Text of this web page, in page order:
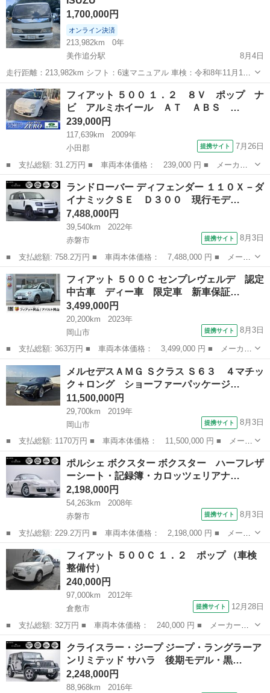
です💦 ちゃんと読んでいただいた上でお問い合わせください。 読んで
ない方であろうと思われる方は問...
1,700,000円
オンライン決済
213,982km
0年
美作追分駅
8月4日
走行距離：213,982km シフト：6速マニュアル 車検：令和8年11月13
日まで有効 ナンバー：岡山 車体色：ホワイト 積載量：2トン エアコ
ン：動作良好 現状販売です。事故歴はありません。 内外装ともに綺麗
な状態で...
岡山 苫田郡 美作追分駅
フィアット ５００ １．２ ８Ｖ ポップ ナ
ビ アルミホイール ＡＴ ＡＢＳ …
239,000円
117,639km
2009年
小田郡
提携サイト 7月26日
■ 支払総額: 31.2万円 ■ 車両本体価格： 239,000 円 ■ メーカー
名： フィアット ■ 車種名： ５００ ■ グレード名： １．２
８Ｖ ポップ ナビ アルミホイール ＡＴ ＡＢＳ ＣＤ エアコ
ン パワース...
岡山 小田郡 その他
ランドローバー ディフェンダー １１０Ｘ－ダ
イナミックＳＥ Ｄ３００ 現行モデ…
7,488,000円
39,540km
2022年
赤磐市
提携サイト 8月3日
■ 支払総額: 758.2万円 ■ 車両本体価格： 7,488,000 円 ■ メーカ
ー名： ランドローバー ■ 車種名： ディフェンダー ■ グレード
名： １１０Ｘ－ダイナミックＳＥ Ｄ３００ 現行モデル・ハーフ
レザーシ...
岡山 赤磐市
フィアット ５００Ｃ センプレヴェルデ 認定
中古車 ディー車 限定車 新車保証…
3,499,000円
20,200km
2023年
岡山市
提携サイト 8月3日
■ 支払総額: 363万円 ■ 車両本体価格： 3,499,000 円 ■ メーカー
名： フィアット ■ 車種名： ５００Ｃ ■ グレード名： センプ
レヴェルデ 認定中古車 ディー車 限定車 新車保証 ラー車 電
動ソフトト...
岡山 岡山市
メルセデスＡＭＧ Ｓクラス Ｓ６３ ４マチッ
ク＋ロング ショーファーパッケージ…
11,500,000円
29,700km
2019年
岡山市
提携サイト 8月3日
■ 支払総額: 1170万円 ■ 車両本体価格： 11,500,000 円 ■ メーカ
ー名： メルセデスＡＭＧ ■ 車種名： Ｓクラス ■ グレード
名： Ｓ６３ ４マチック＋ロング ショーファーパッケージ ダイ
ナミックパッ...
岡山 岡山市
ポルシェ ボクスター ボクスター ハーフレザ
ーシート・記録簿・カロッツェリアナ…
2,198,000円
54,263km
2008年
赤磐市
提携サイト 8月3日
■ 支払総額: 229.2万円 ■ 車両本体価格： 2,198,000 円 ■ メーカ
ー名： ポルシェ ■ 車種名： ボクスター ■ グレード名： ボク
スター ハーフレザーシート・記録簿・カロッツェリアナビ・フルセ
グＴＶ・...
岡山 赤磐市
フィアット ５００Ｃ １．２ ポップ （車検
整備付）
240,000円
97,000km
2012年
倉敷市
提携サイト 12月28日
■ 支払総額: 32万円 ■ 車両本体価格： 240,000 円 ■ メーカー
名： フィアット ■ 車種名： ５００Ｃ ■ グレード名： １．
２ ポップ ■ 排気量： 1200cc ■ ドア枚数： 3D ■ ミッショ
ン： ...
岡山 倉敷市 その他
クライスラー・ジープ ジープ・ラングラーア
ンリミテッド サハラ 後期モデル・黒…
2,248,000円
88,968km
2016年